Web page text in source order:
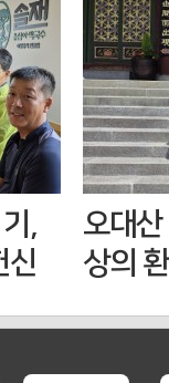
,
신
오대
상의